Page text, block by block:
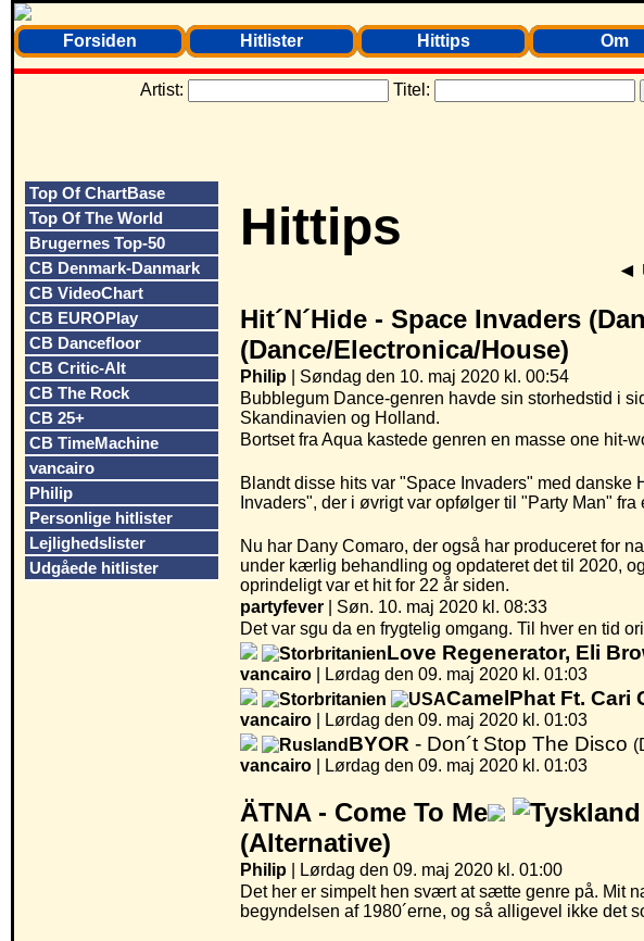
Forsiden Hitlister Hittips Om
Artist: Titel:
Top Of ChartBase
Top Of The World
Brugernes Top-50
CB Denmark-Danmark
CB VideoChart
CB EUROPlay
CB Dancefloor
CB Critic-Alt
CB The Rock
CB 25+
CB TimeMachine
vancairo
Philip
Personlige hitlister
Lejlighedslister
Udgåede hitlister
Hittips
◄
Hit´N´Hide - Space Invaders
(Dance/Electronica/House)
Philip | Søndag den 10. maj 2020 kl. 00:54
Bubblegum Dance-genren havde sin storhedstid i
Skandinavien og Holland.
Bortset fra Aqua kastede genren en masse one hit-
Blandt disse hits var "Space Invaders" med danske
Invaders", der i øvrigt var opfølger til "Party Man" fra
Nu har Dany Comaro, der også har produceret for
under kærlig behandling og opdateret det til 2020,
oprindeligt var et hit for 22 år siden.
partyfever | Søn. 10. maj 2020 kl. 08:33
Det var sgu da en frygtelig omgang. Til hver en tid
Love Regenerator, Eli
vancairo
Lørdag den 09. maj 2020 kl. 01:03
CamelPhat Ft. Cari
vancairo
Lørdag den 09. maj 2020 kl. 01:03
BYOR - Don´t Stop The Disco
vancairo
Lørdag den 09. maj 2020 kl. 01:03
ÄTNA - Come To Me
(Alternative)
Philip | Lørdag den 09. maj 2020 kl. 01:00
Det her er simpelt hen svært at sætte genre på. Mit
begyndelsen af 1980´erne, og så alligevel ikke det